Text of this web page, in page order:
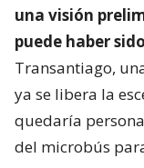
una visión
puede haber
Transantiago,
ya se libera la
quedaría
del microbús